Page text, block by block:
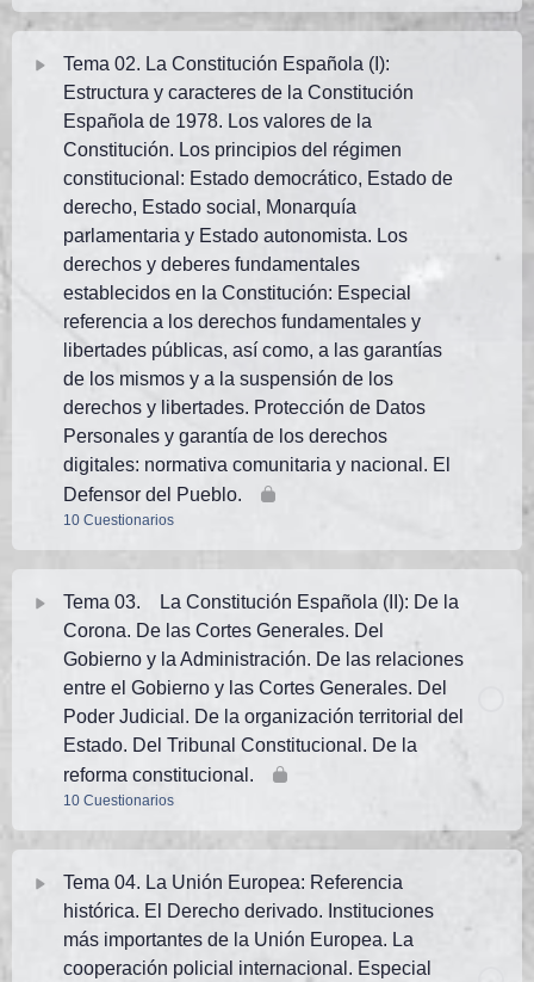
TEMA 1 PN. Test 1 (25 preguntas)
TEMA 1 PN. Test 2 (25 preguntas)
TEMA 1 PN. Test 3 (25 preguntas)
TEMA 1 PN. Test 4 (29 preguntas)
TEMA 1 PN. Test 5 (25 preguntas)
TEMA 1 PN. Test 6 (25 preguntas)
TEMA 1 PN. Test 7 (25 preguntas)
TEMA 1 PN. Test 9 (40 preguntas)
TEMA 1 PN. Test 10 (50 preguntas). Prof.: Salcedo
(mayo25)
TEMA 1 PN. Test AVANZADO 1. (50 preguntas)
TEMA 1 PN. Test AVANZADO 2 (50 preguntas)
TEMA 1 PN. Test AVANZADO 3 (35 preguntas de
exámenes oficiales)
Tema 02. La Constitución Española (I):
Estructura y caracteres de la Constitución
Española de 1978. Los valores de la
Constitución. Los principios del régimen
constitucional: Estado democrático, Estado de
derecho, Estado social, Monarquía
parlamentaria y Estado autonomista. Los
derechos y deberes fundamentales
establecidos en la Constitución: Especial
referencia a los derechos fundamentales y
libertades públicas, así como, a las garantías
de los mismos y a la suspensión de los
derechos y libertades. Protección de Datos
Personales y garantía de los derechos
digitales: normativa comunitaria y nacional. El
Defensor del Pueblo.
10 Cuestionarios
TEMA 2 PN. Test 1 (25 preguntas)
TEMA 2 PN. Test 2 (25 preguntas)
TEMA 2 PN. Test 3 (25 preguntas)
TEMA 2 PN. Test 5 (25 preguntas)
TEMA 2 PN. Test 6 (25 preguntas)
Tema 03. La Constitución Española (II): De la
Corona. De las Cortes Generales. Del
Gobierno y la Administración. De las relaciones
entre el Gobierno y las Cortes Generales. Del
Poder Judicial. De la organización territorial del
Estado. Del Tribunal Constitucional. De la
reforma constitucional.
10 Cuestionarios
TEMA 3 PN. Test 1 (25 preguntas)
Tema 04. La Unión Europea: Referencia
histórica. El Derecho derivado. Instituciones
más importantes de la Unión Europea. La
cooperación policial internacional. Especial